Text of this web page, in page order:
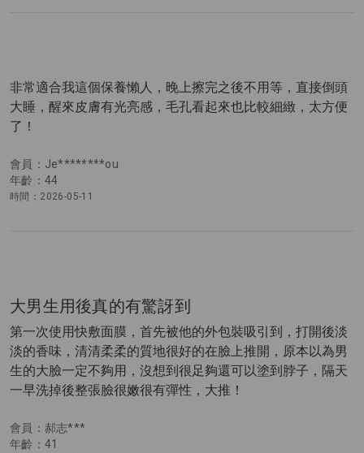
會員：Je********ou
年齡：44
時間：2026-05-11
非常適合我這個保養懶人，晚上擦完之後不用等，直接倒頭
大睡，醒來皮膚有光亮感，毛孔看起來也比較細緻，太方便
了！
會員：郝志***
年齡：41
大男生用後真的有驚訝到
第一次使用快敷面膜，首先被他的外包裝吸引到，打開後淡
淡的香味，清清柔柔的質地很好的在臉上推開，原本以為男
生的大臉一定不夠用，沒想到很足夠還可以塗到脖子，隔天
一早洗掉後整張臉很嫩很有彈性，大推！